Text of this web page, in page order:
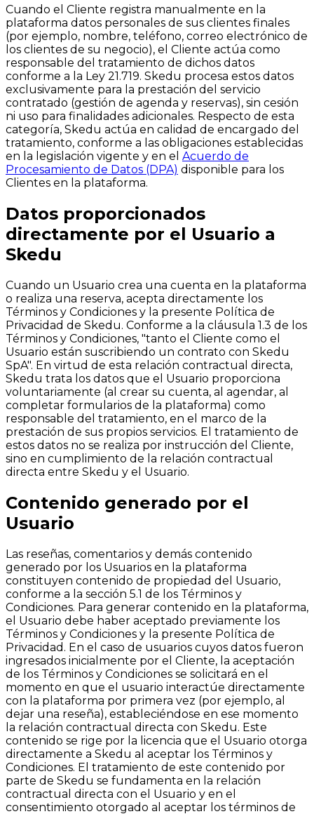
Cuando el Cliente registra manualmente en la
plataforma datos personales de sus clientes finales
(por ejemplo, nombre, teléfono, correo electrónico de
los clientes de su negocio), el Cliente actúa como
responsable del tratamiento de dichos datos
conforme a la Ley 21.719. Skedu procesa estos datos
exclusivamente para la prestación del servicio
contratado (gestión de agenda y reservas), sin cesión
ni uso para finalidades adicionales. Respecto de esta
categoría, Skedu actúa en calidad de encargado del
tratamiento, conforme a las obligaciones establecidas
en la legislación vigente y en el Acuerdo de
Procesamiento de Datos (DPA) disponible para los
Clientes en la plataforma.
Datos proporcionados
directamente por el Usuario a
Skedu
Cuando un Usuario crea una cuenta en la plataforma
o realiza una reserva, acepta directamente los
Términos y Condiciones y la presente Política de
Privacidad de Skedu. Conforme a la cláusula 1.3 de los
Términos y Condiciones, "tanto el Cliente como el
Usuario están suscribiendo un contrato con Skedu
SpA". En virtud de esta relación contractual directa,
Skedu trata los datos que el Usuario proporciona
voluntariamente (al crear su cuenta, al agendar, al
completar formularios de la plataforma) como
responsable del tratamiento, en el marco de la
prestación de sus propios servicios. El tratamiento de
estos datos no se realiza por instrucción del Cliente,
sino en cumplimiento de la relación contractual
directa entre Skedu y el Usuario.
Contenido generado por el
Usuario
Las reseñas, comentarios y demás contenido
generado por los Usuarios en la plataforma
constituyen contenido de propiedad del Usuario,
conforme a la sección 5.1 de los Términos y
Condiciones. Para generar contenido en la plataforma,
el Usuario debe haber aceptado previamente los
Términos y Condiciones y la presente Política de
Privacidad. En el caso de usuarios cuyos datos fueron
ingresados inicialmente por el Cliente, la aceptación
de los Términos y Condiciones se solicitará en el
momento en que el usuario interactúe directamente
con la plataforma por primera vez (por ejemplo, al
dejar una reseña), estableciéndose en ese momento
la relación contractual directa con Skedu. Este
contenido se rige por la licencia que el Usuario otorga
directamente a Skedu al aceptar los Términos y
Condiciones. El tratamiento de este contenido por
parte de Skedu se fundamenta en la relación
contractual directa con el Usuario y en el
consentimiento otorgado al aceptar los términos de